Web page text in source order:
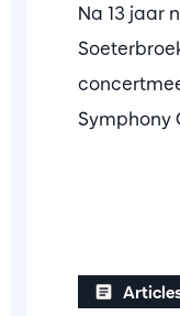
Na 13 jaar
Symphony